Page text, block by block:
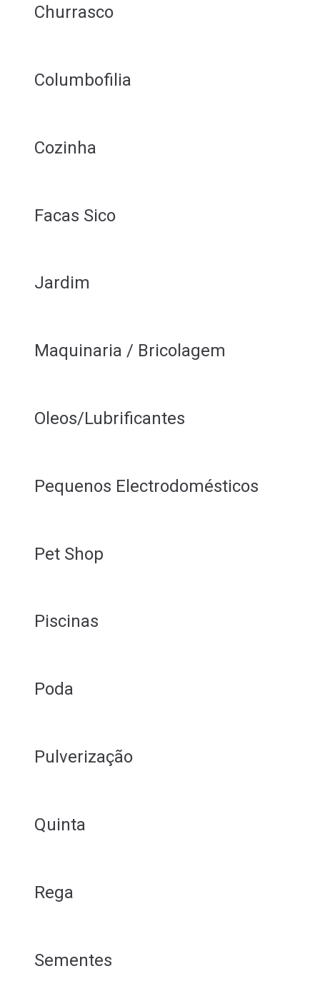
Churrasco
Columbofilia
Cozinha
Facas Sico
Jardim
Maquinaria / Bricolagem
Oleos/Lubrificantes
Pequenos Electrodomésticos
Pet Shop
Piscinas
Poda
Pulverização
Quinta
Rega
Sementes